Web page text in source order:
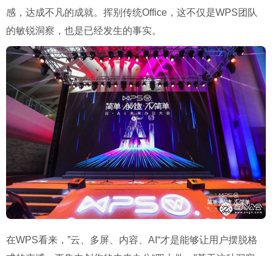
感，达成不凡的成就。挥别传统Office，这不仅是WPS团队
的敏锐洞察，也是已经发生的事实。
在WPS看来，”云、多屏、内容、AI“才是能够让用户摆脱格